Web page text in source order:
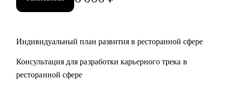
• Управляющим, Директорам и менеджерам ресторанов
Индивидуальный план развития в ресторанной сфере
Консультация для разработки карьерного трека в
ресторанной сфере